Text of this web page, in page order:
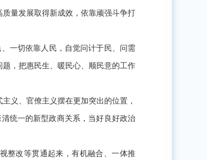
量发展取得新成效，依靠顽强斗争打
一切依靠人民，自觉问计于民、问需
题，把惠民生、暖民心、顺民意的工作
主义、官僚主义摆在更加突出的位置，
统一的新型政商关系，当好良好政治
整改等贯通起来，有机融合、一体推